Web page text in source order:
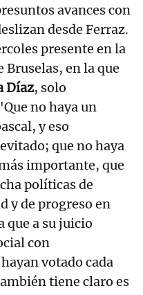
avances con
desde Ferraz.
presente en la
en la que
Díaz, solo
no haya un
y eso
que no haya
importante, que
políticas de
y de progreso en
que a su juicio
con
votado cada
tiene claro es